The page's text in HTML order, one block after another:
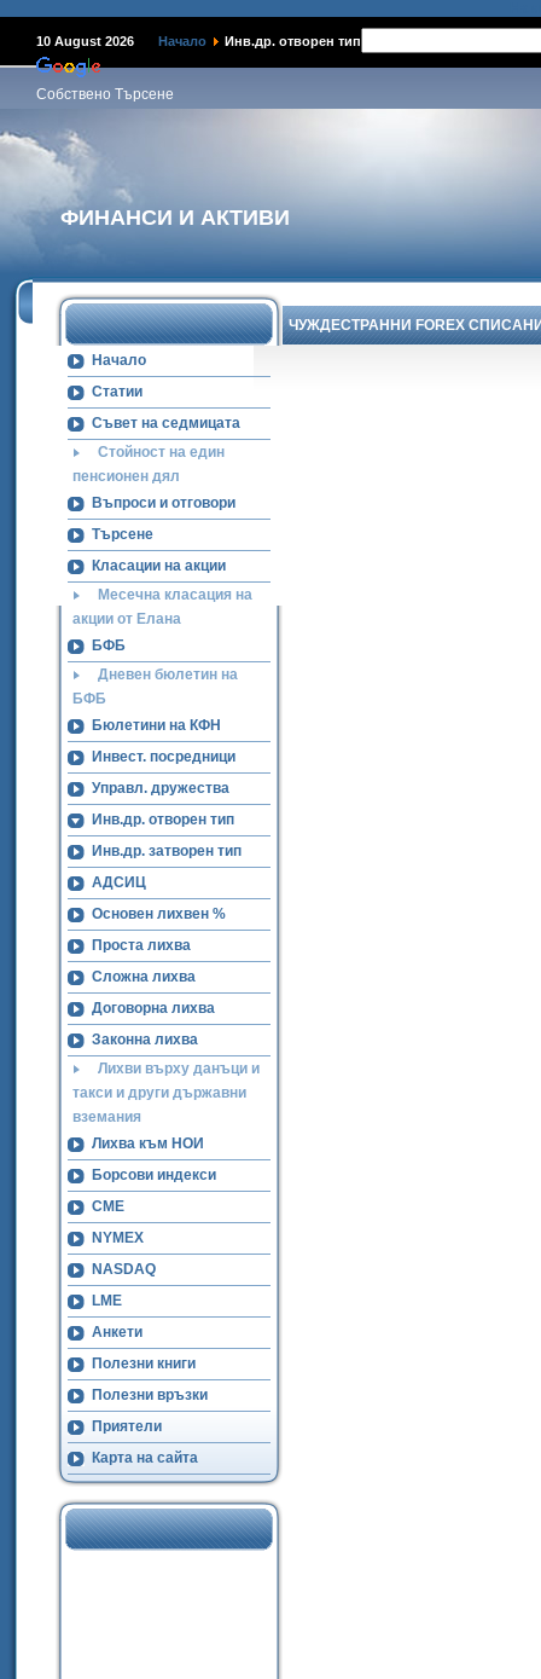
10 August 2026 Начало Инв.др. отворен тип
Собствено Търсене
ФИНАНСИ И АКТИВИ
Начало
Статии
Съвет на седмицата
Стойност на един
пенсионен дял
Въпроси и отговори
Търсене
Класации на акции
Месечна класация на
акции от Елана
БФБ
Дневен бюлетин на
БФБ
Бюлетини на КФН
Инвест. посредници
Управл. дружества
Инв.др. отворен тип
Инв.др. затворен тип
АДСИЦ
Основен лихвен %
Проста лихва
Сложна лихва
Договорна лихва
Законна лихва
Лихви върху данъци и
такси и други държавни
вземания
Лихва към НОИ
Борсови индекси
CME
NYMEX
NASDAQ
LME
Анкети
Полезни книги
Полезни връзки
Приятели
Карта на сайта
ЧУЖДЕСТРАННИ FOREX